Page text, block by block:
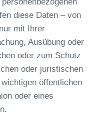
diese Daten – von
mit Ihrer
Ausübung oder
oder zum Schutz
oder juristischen
öffentlichen
oder eines